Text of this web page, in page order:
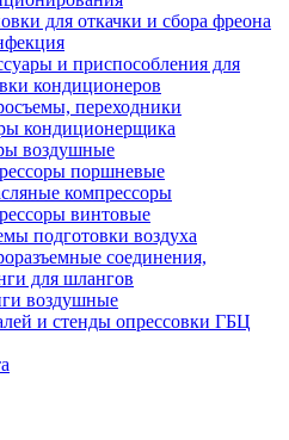
для откачки и сбора фреона
и приспособления для
кондиционеров
переходники
кондиционерщика
воздушные
поршневые
компрессоры
винтовые
подготовки воздуха
соединения,
для шлангов
воздушные
и стенды опрессовки ГБЦ